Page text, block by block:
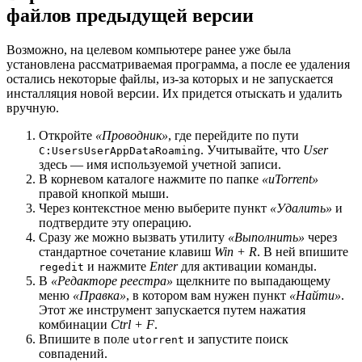
файлов предыдущей версии
Возможно, на целевом компьютере ранее уже была
установлена рассматриваемая программа, а после ее удаления
остались некоторые файлы, из-за которых и не запускается
инсталляция новой версии. Их придется отыскать и удалить
вручную.
Откройте «Проводник», где перейдите по пути
C:UsersUserAppDataRoaming. Учитывайте, что User
здесь — имя используемой учетной записи.
В корневом каталоге нажмите по папке «uTorrent»
правой кнопкой мыши.
Через контекстное меню выберите пункт «Удалить» и
подтвердите эту операцию.
Сразу же можно вызвать утилиту «Выполнить» через
стандартное сочетание клавиш Win + R. В ней впишите
regedit и нажмите Enterдля активации команды.
В «Редакторе реестра» щелкните по выпадающему
меню «Правка», в котором вам нужен пункт «Найти».
Этот же инструмент запускается путем нажатия
комбинации Ctrl + F.
Впишите в поле utorrent и запустите поиск
совпадений.